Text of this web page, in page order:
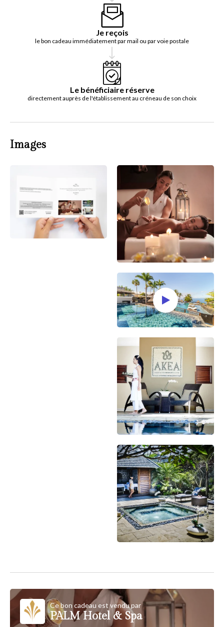
Je reçois
le bon cadeau immédiatement par mail ou par voie postale
Le bénéficiaire réserve
directement auprès de l'établissement au créneau de son choix
Images
Ce bon cadeau est vendu par
PALM Hotel & Spa